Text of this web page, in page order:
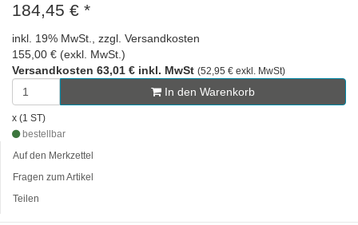
184,45 € *
inkl. 19% MwSt., zzgl. Versandkosten
155,00 € (exkl. MwSt.)
Versandkosten 63,01 € inkl. MwSt (52,95 € exkl. MwSt)
In den Warenkorb
x (1 ST)
bestellbar
Auf den Merkzettel
Fragen zum Artikel
Teilen